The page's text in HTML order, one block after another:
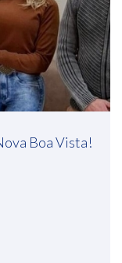
Boa Vista!